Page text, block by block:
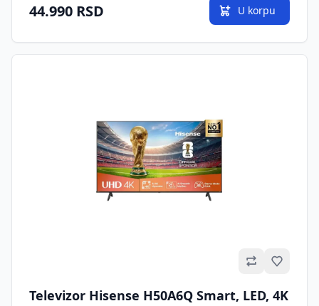
44.990 RSD U korpu
Televizor Hisense H50A6Q Smart, LED, 4K